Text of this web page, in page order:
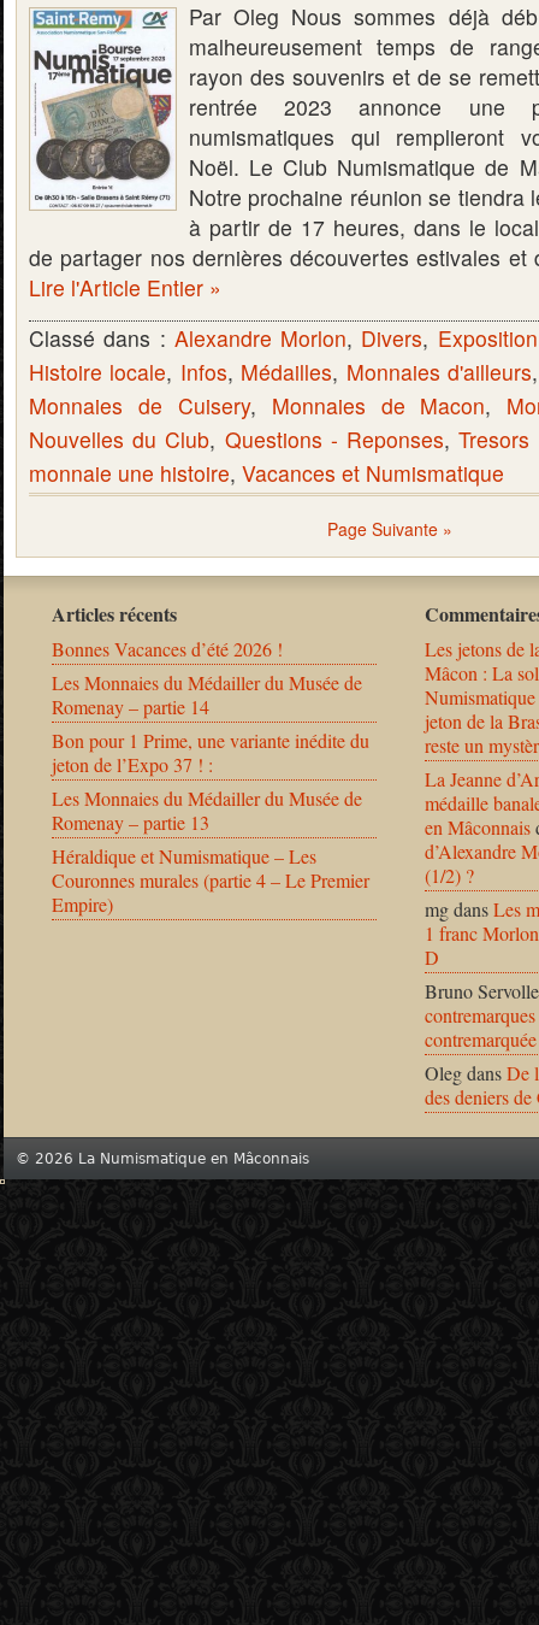
Par Oleg Nous sommes déjà
malheureusement temps de
rayon des souvenirs et de se
rentrée 2023 annonce une
numismatiques qui remplieront
Noël. Le Club Numismatique de
Notre prochaine réunion se tiendra
à partir de 17 heures, dans le
de partager nos dernières découvertes estivales
Lire l'Article Entier »
Classé dans : Alexandre Morlon, Divers,
Histoire locale, Infos, Médailles, Monnaies d'ailleurs
Monnaies de Cuisery, Monnaies de Macon,
Nouvelles du Club, Questions - Reponses,
monnaie une histoire, Vacances et Numismatique
Page Suivante »
Articles récents
Bonnes Vacances d’été 2026 !
Les Monnaies du Médailler du Musée de
Romenay – partie 14
Bon pour 1 Prime, une variante inédite du
jeton de l’Expo 37 ! :
Les Monnaies du Médailler du Musée de
Romenay – partie 13
Héraldique et Numismatique – Les
Couronnes murales (partie 4 – Le Premier
Empire)
Les jetons de
Mâcon : La
jeton de la
reste un
La Jeanne
médaille
en Mâconnais
d’Alexandre
(1/2) ?
mgdansLes
1 franc
D
Bruno Servolle
OlegdansDe
des deniers
© 2026 La Numismatique en Mâconnais